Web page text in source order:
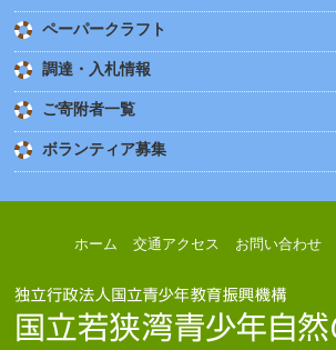
ペーパークラフト
調達・入札情報
ご寄附者一覧
ボランティア募集
ホーム 交通アクセス お問い合わせ